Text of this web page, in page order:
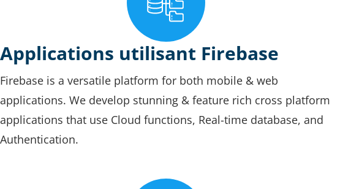
Applications utilisant Firebase
Firebase is a versatile platform for both mobile & web
applications. We develop stunning & feature rich cross platform
applications that use Cloud functions, Real-time database, and
Authentication.